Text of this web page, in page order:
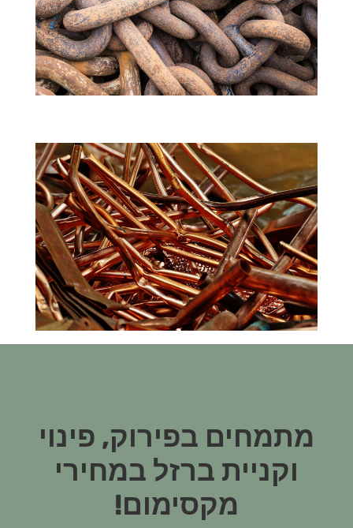
מתמחים בפירוק, פינוי
וקניית ברזל במחירי
מקסימום!